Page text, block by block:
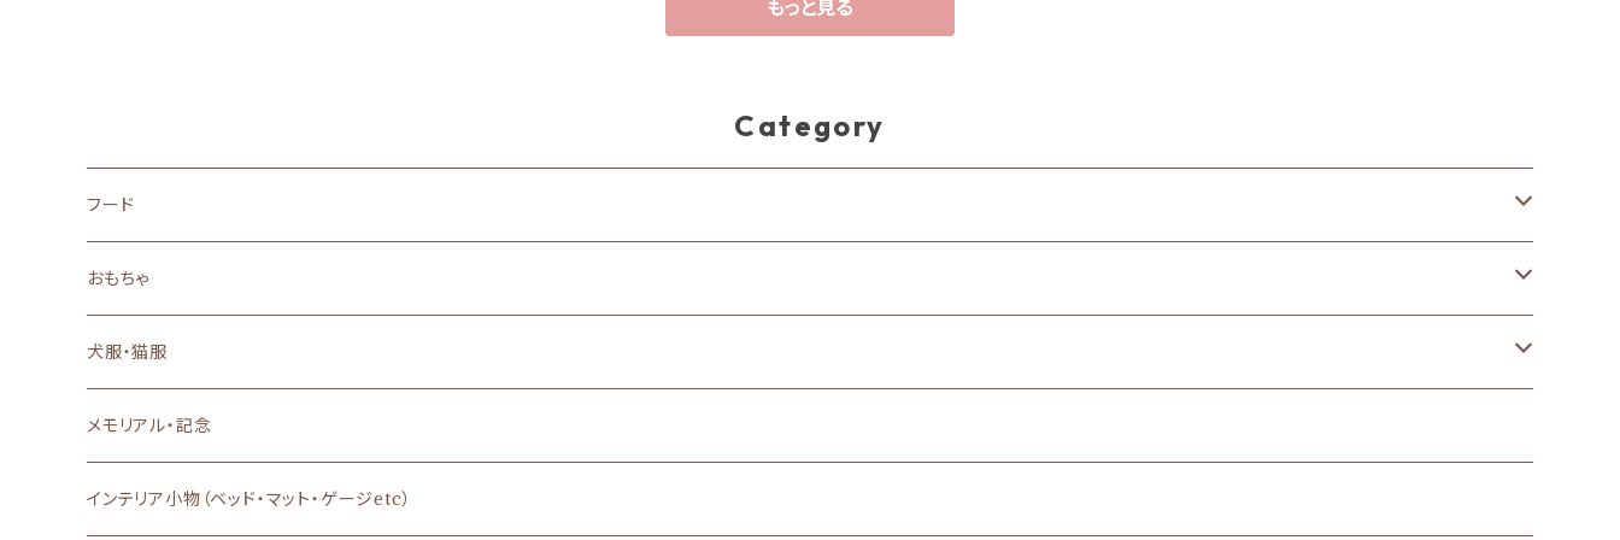
もっと見る
Category
フード
ドッグフード
ドライフード
ウェットフード
キャットフード
ドライフード
ウェットフード
おやつ
あまざけ
特別な日のご馳走
おもちゃ
犬のおもちゃ
猫のおもちゃ
犬服・猫服
背中開き
Dカン付き・ハーネス一体型
メモリアル・記念
インテリア小物（ベッド・マット・ゲージetc）